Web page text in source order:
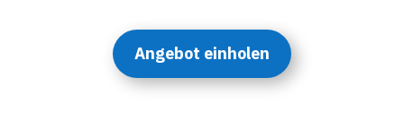
Angebot einholen